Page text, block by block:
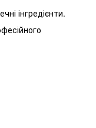
інгредієнти.